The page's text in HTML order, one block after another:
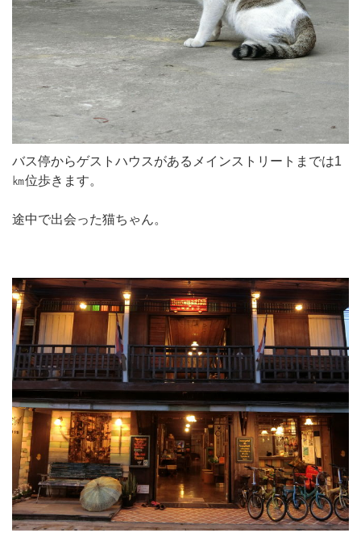
バス停からゲストハウスがあるメインストリートまでは1
㎞位歩きます。
途中で出会った猫ちゃん。